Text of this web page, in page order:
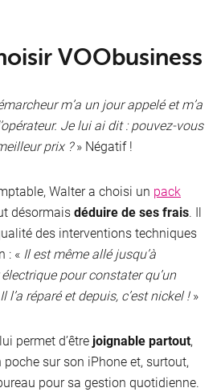
au bureauVOObusiness
m’a un jour appelé et m’a
Je lui ai dit : pouvez-vous
prix ?» Négatif !
Walter a choisi un pack
désormaisdéduire de ses frais. Il
des interventions techniques
: « Il est même allé jusqu’à
pour constater qu’un
réparé et depuis, c’est nickel !»
lui permet d’êtrejoignable partout,
poche sur son iPhone et, surtout,
pour sa gestion quotidienne.